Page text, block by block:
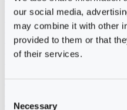
our social media,
may combine it with other
provided to them or that
of their services.
Necessary
Erik Mølgaard
Klaus Malling Olsen
Brian Zobbe
Peter Lange
Kurt Due Johansen
Niels Peter Andreasen
Jesper Tofft